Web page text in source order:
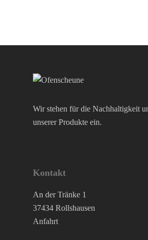
Wir stehen für die Nachhaltigkeit
unserer Produkte ein.
Kontakt
An der Tränke 1
37434 Rollshausen
Anfahrt